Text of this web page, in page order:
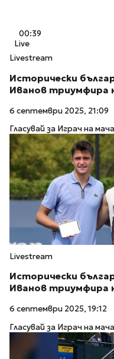
00:39
Live
Livestream
Исторически
Иванов триумфира
6 септември 2025, 21:09
Гласувай за Играч на
Livestream
Исторически
Иванов триумфира
6 септември 2025, 19:12
Гласувай за Играч на